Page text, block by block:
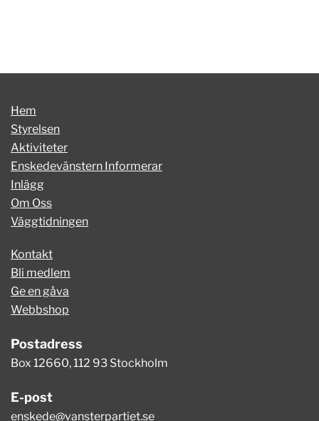
Hem
Styrelsen
Aktiviteter
Enskedevänstern Informerar
Inlägg
Om Oss
Väggtidningen
Kontakt
Bli medlem
Ge en gåva
Webbshop
Postadress
Box 12660, 112 93 Stockholm
E-post
enskede@vansterpartiet.se